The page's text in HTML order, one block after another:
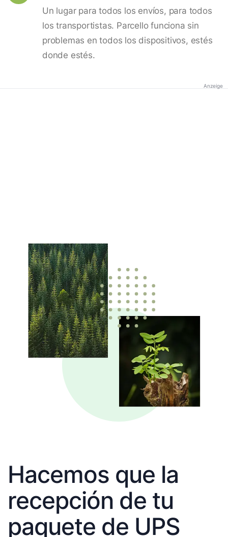
Un lugar para todos los envíos, para todos
los transportistas. Parcello funciona sin
problemas en todos los dispositivos, estés
donde estés.
Anzeige
Hacemos que la
recepción de tu
paquete de UPS